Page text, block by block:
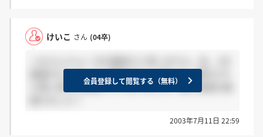
けいこ さん (04卒)
面接がもしかしたら最終かなって思って、案内され
た時に思わず質問してしまいました。誰か通過の連
会員登録して閲覧する（無料）
2003年7月11日 22:59